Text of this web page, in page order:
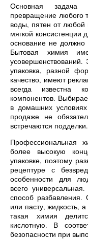
Основная задача
превращение любого
воды, пятен от любой
мягкой
основание не должно
Бытовая химия
усовершенствований.
упаковка, разной
качество, имеют
всегда известна
компонентов.
в домашних
продаже не
встречаются подделки.
Профессиональная
более высокую
упаковке, поэтому
рецептуре с
особенности для
всего
способ
или пасту, жидкость,
такая химия
кислотную. В
безопасности при